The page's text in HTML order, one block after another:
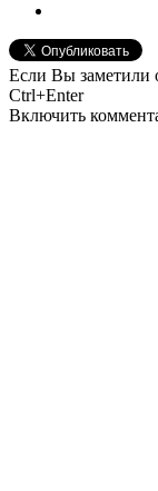
Если Вы
Ctrl+Enter
Включить